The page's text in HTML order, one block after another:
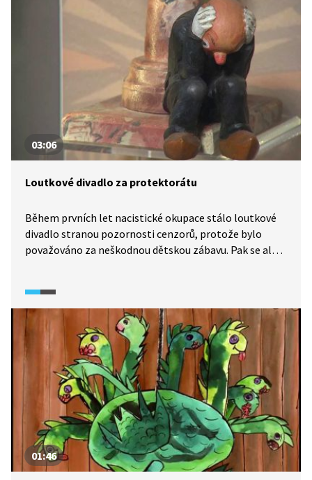
03:06
Loutkové divadlo za protektorátu
Během prvních let nacistické okupace stálo loutkové
divadlo stranou pozornosti cenzorů, protože bylo
považováno za neškodnou dětskou zábavu. Pak se ale
i na dospělé publikum. Zájem budil především Josef
Skupa a jeho Divadlo Spejbla a Hurvínka. V roce 1943 si
toho všimli i okupanti.
01:46